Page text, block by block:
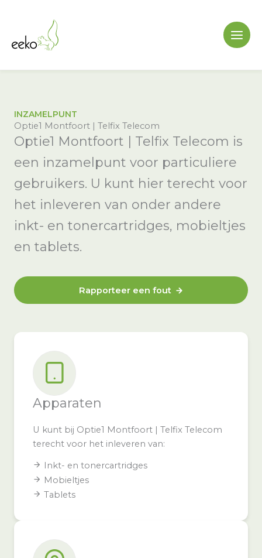
inhoud
INZAMELPUNT
Optie1 Montfoort | Telfix Telecom
Optie1 Montfoort | Telfix Telecom is
een inzamelpunt voor particuliere
gebruikers. U kunt hier terecht voor
het inleveren van onder andere
inkt- en tonercartridges, mobieltjes
en tablets.
Rapporteer een fout
Apparaten
U kunt bij Optie1 Montfoort | Telfix Telecom
terecht voor het inleveren van:
Inkt- en tonercartridges
Mobieltjes
Tablets